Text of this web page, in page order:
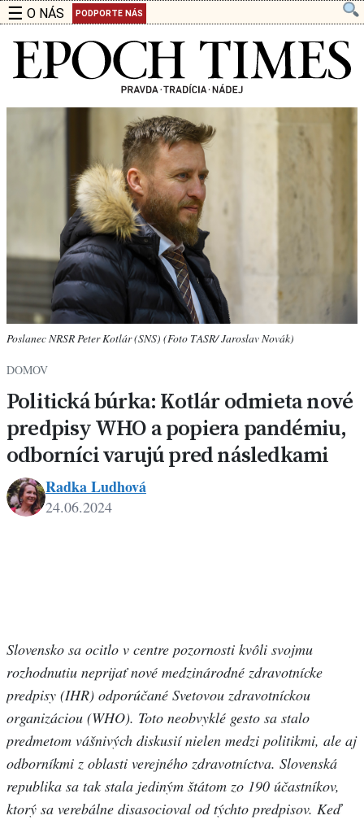
☰ O NÁS PODPORTE NÁS
Poslanec NRSR Peter Kotlár (SNS) (Foto TASR/ Jaroslav Novák)
DOMOV
Politická búrka: Kotlár odmieta nové
predpisy WHO a popiera pandémiu,
odborníci varujú pred následkami
Radka Ludhová
24.06.2024
Slovensko sa ocitlo v centre pozornosti kvôli svojmu
rozhodnutiu neprijať nové medzinárodné zdravotnícke
predpisy (IHR) odporúčané Svetovou zdravotníckou
organizáciou (WHO). Toto neobvyklé gesto sa stalo
predmetom vášnivých diskusií nielen medzi politikmi, ale aj
odborníkmi z oblasti verejného zdravotníctva. Slovenská
republika sa tak stala jediným štátom zo 190 účastníkov,
ktorý sa verebálne disasocioval od týchto predpisov. Keď